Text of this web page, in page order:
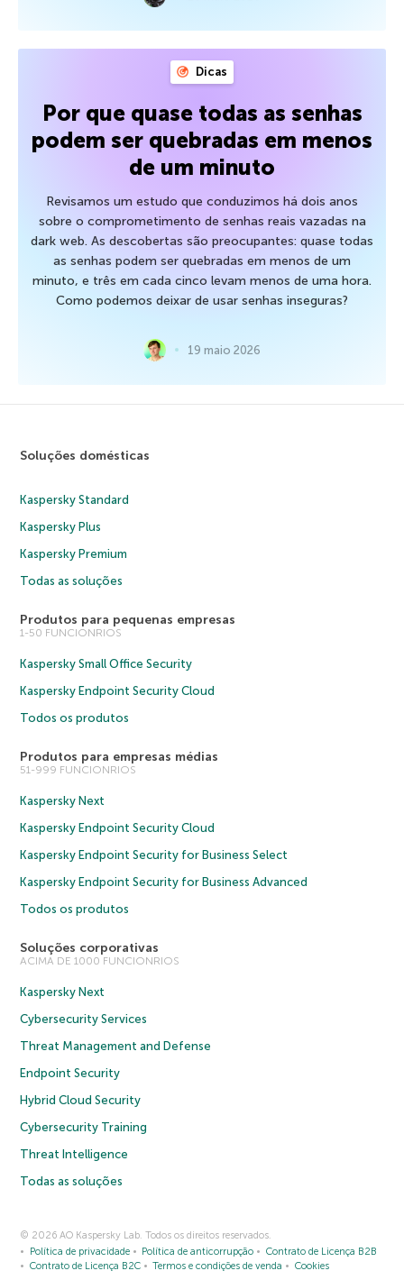
Dicas
Por que quase todas as senhas
podem ser quebradas em menos
de um minuto
Revisamos um estudo que conduzimos há dois anos
sobre o comprometimento de senhas reais vazadas na
dark web. As descobertas são preocupantes: quase todas
as senhas podem ser quebradas em menos de um
minuto, e três em cada cinco levam menos de uma hora.
Como podemos deixar de usar senhas inseguras?
19 maio 2026
Soluções domésticas
Kaspersky Standard
Kaspersky Plus
Kaspersky Premium
Todas as soluções
Produtos para pequenas empresas
1-50 FUNCIONRIOS
Kaspersky Small Office Security
Kaspersky Endpoint Security Cloud
Todos os produtos
Produtos para empresas médias
51-999 FUNCIONRIOS
Kaspersky Next
Kaspersky Endpoint Security Cloud
Kaspersky Endpoint Security for Business Select
Kaspersky Endpoint Security for Business Advanced
Todos os produtos
Soluções corporativas
ACIMA DE 1000 FUNCIONRIOS
Kaspersky Next
Cybersecurity Services
Threat Management and Defense
Endpoint Security
Hybrid Cloud Security
Cybersecurity Training
Threat Intelligence
Todas as soluções
© 2026 AO Kaspersky Lab. Todos os direitos reservados.
Política de privacidade
Política de anticorrupção
Contrato de Licença B2B
Contrato de Licença B2C
Termos e condições de venda Cookies